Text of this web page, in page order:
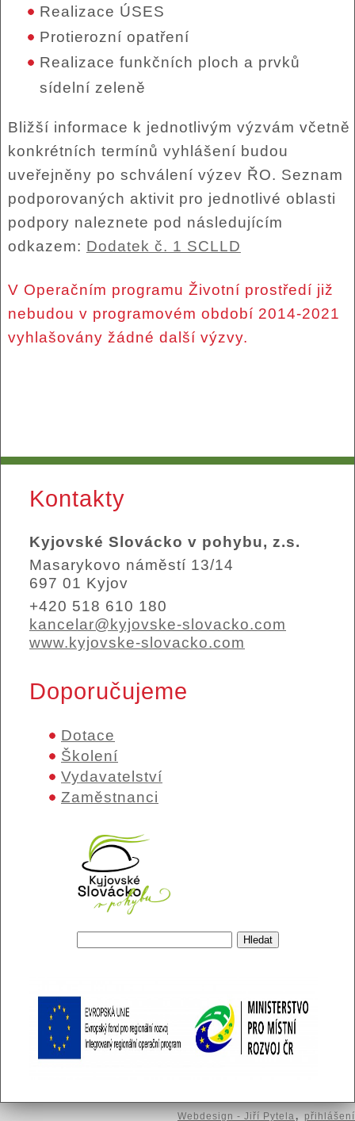
Realizace ÚSES
Protierozní opatření
Realizace funkčních ploch a prvků
sídelní zeleně
Bližší informace k jednotlivým výzvám včetně
konkrétních termínů vyhlášení budou
uveřejněny po schválení výzev ŘO. Seznam
podporovaných aktivit pro jednotlivé oblasti
podpory naleznete pod následujícím
odkazem: Dodatek č. 1 SCLLD
V Operačním programu Životní prostředí již
nebudou v programovém období 2014-2021
vyhlašovány žádné další výzvy.
Kontakty
Kyjovské Slovácko v pohybu, z.s.
Masarykovo náměstí 13/14
697 01 Kyjov
+420 518 610 180
kancelar@kyjovske-slovacko.com
www.kyjovske-slovacko.com
Doporučujeme
Dotace
Školení
Vydavatelství
Zaměstnanci
Webdesign - Jiří Pytela,přihlášení